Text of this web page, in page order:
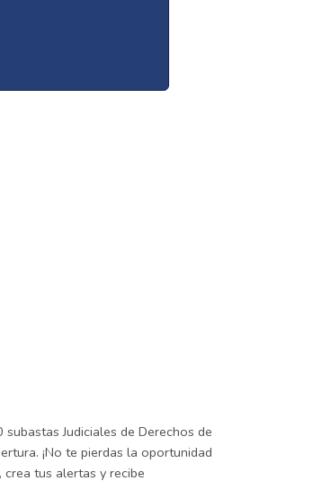
subastas Judiciales de Derechos de
¡No te pierdas la oportunidad
tus alertas y recibe